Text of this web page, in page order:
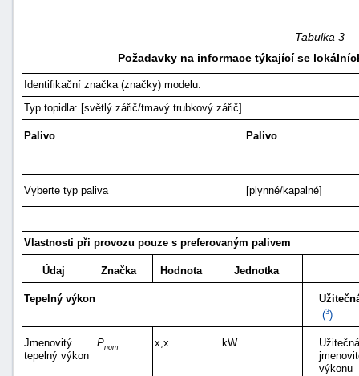
Tabulka 3
Požadavky na informace týkající se
Identifikační značka (značky) modelu:
Typ topidla: [světlý zářič/tmavý trubkový zářič]
Palivo Palivo
Vyberte typ paliva [plynné/kapalné]
Vlastnosti při provozu pouze s preferovaným palivem
Údaj Značka Hodnota Jednotka
Tepelný výkon
(3)
Jmenovitý
tepelný výkon
Pnom x,x kW
výkonu